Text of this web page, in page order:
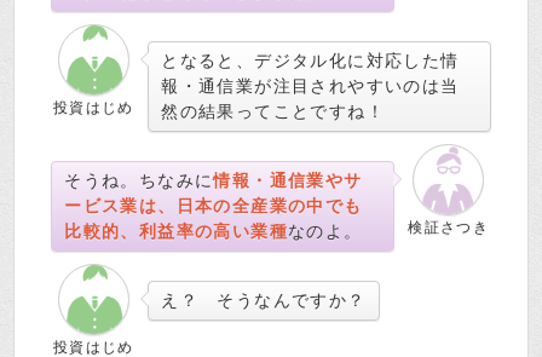
投資はじめ
となると、デジタル化に対応した情
報・通信業が注目されやすいのは当
然の結果ってことですね！
検証さつき
そうね。ちなみに情報・通信業やサ
ービス業は、日本の全産業の中でも
比較的、利益率の高い業種なのよ。
投資はじめ
え？ そうなんですか？